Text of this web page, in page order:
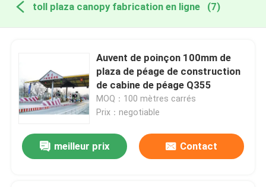
toll plaza canopy fabrication en ligne (7)
Auvent de poinçon 100mm de
plaza de péage de construction
de cabine de péage Q355
MOQ：100 mètres carrés
Prix：negotiable
meilleur prix Contact